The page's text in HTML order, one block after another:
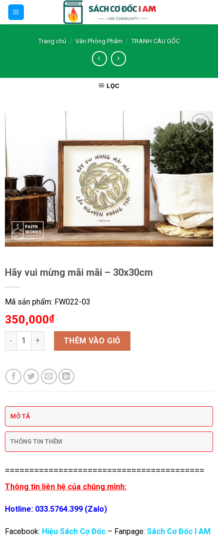
Skip
Trang chủ / Văn Phòng Phẩm / TRANH CÂU GỐC
LỌC
Thêm wishlist
Hãy vui mừng mãi mãi – 30x30cm
Mã sản phẩm: FW022-03
350,000₫
Hãy vui mừng mãi mãi - 30x30cm số lượng
THÊM VÀO GIỎ
MÔ TẢ
THÔNG TIN THÊM
=========================================
Thông tin liên hệ của chúng mình:
Hotline: 033.5764.399 (Zalo)
Facebook: Hiệu Sách Cơ Đốc– Fanpage: Sách Cơ Đốc I AM